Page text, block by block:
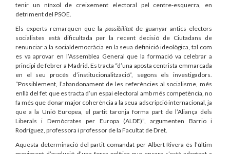
tenir un nínxol de creixement electoral pel centre-esquerra, en
detriment del PSOE.
Els experts remarquen que la possibilitatde guanyar antics electors
socialistes està dificultada per la recent decisió de Ciutadans de
renunciar a la socialdemocràcia en la seua definició ideològica, tal com
es va aprovar en l’Assemblea General que la formació va celebrar a
principi de febrer a Madrid. Es tracta “d’una aposta centrista emmarcada
en el seu procés d’institucionalització”, segons els investigadors.
“Possiblement, l’abandonament de les referències al socialisme, més
enllà del fet que es tracta d’un espai electoral amb més competència, no
fa més que donar major coherència a la seua adscripció internacional, ja
que a la Unió Europea, el partit taronja forma part de l’Aliança dels
Liberals i Demòcrates per Europa (ALDE)”, argumenten Barrio i
Rodríguez, professora i professor de la Facultat de Dret.
Aquesta determinació del partit comandat per Albert Rivera és l’últim